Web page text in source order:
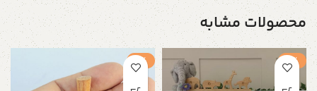
محصولات مشابه
-1%
-1%